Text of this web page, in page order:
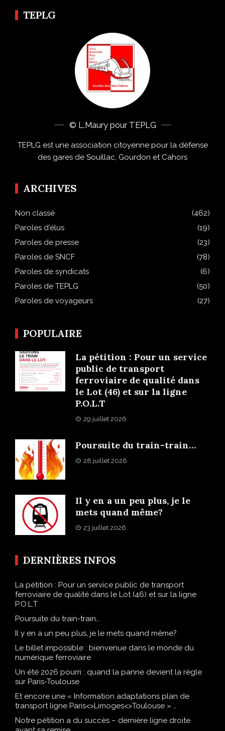
TEPLG
© L.Maury pour TEPLG
TEPLG est une association citoyenne pour la défense
des gares de Souillac, Gourdon et Cahors
ARCHIVES
Non classé
(462)
Paroles d'élus
(19)
Paroles de presse
(23)
Paroles de SNCF
(78)
Paroles de syndicats
(6)
Paroles de TEPLG
(50)
Paroles de voyageurs
(27)
POPULAIRE
La pétition : Pour un service
public de transport
ferroviaire de qualité dans
le Lot (46) et sur la ligne
P.O.L.T
29 juillet 2026
Poursuite du train-train…
28 juillet 2026
Il y en a un peu plus, je le
mets quand même?
23 juillet 2026
DERNIÈRES INFOS
La pétition : Pour un service public de transport
ferroviaire de qualité dans le Lot (46) et sur la ligne
P.O.L.T
Poursuite du train-train…
Il y en a un peu plus, je le mets quand même?
Le billet impossible : bienvenue dans le monde du
numérique ferroviaire
Un été 2026 pourri : quand la panne devient la règle
sur Paris-Toulouse
Et encore une « Information adaptations plan de
transport ligne Paris<>Limoges<>Toulouse » …
Notre pétition a du succès – dernière ligne droite